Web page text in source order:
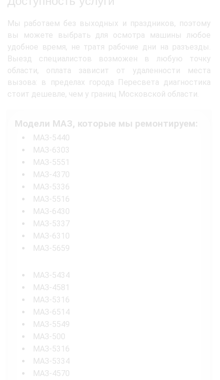
Мы работаем без выходных и праздников, поэтому
вы можете выбрать для осмотра машины любое
удобное время, не тратя рабочие дни на разъезды.
Выезд специалистов возможен в любую точку
области, оплата зависит от удаленности места
вызова: в пределах города Пересвета диагностика
стоит дешевле, чем у границ Московской области.
Модели МАЗ, которые мы ремонтируем:
МАЗ-5440
МАЗ-6303
МАЗ-5551
МАЗ-4370
МАЗ-5336
МАЗ-5516
МАЗ-6430
МАЗ-5337
МАЗ-6310
МАЗ-5659
МАЗ-5434
МАЗ-4581
МАЗ-5316
МАЗ-6514
МАЗ-5549
МАЗ-500
МАЗ-5316
МАЗ-5334
МАЗ-4570